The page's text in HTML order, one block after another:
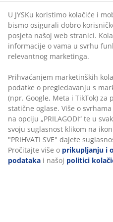
BROJ ARTIKLA: 6898152
Podaci o proizvodu
Komentari
(0)
U JYSKu koristimo kolačiće i
bismo osigurali dobro
posjeta našoj web stranici.
informacije o vama u svrhu
relevantnog marketinga.
Prihvaćanjem marketinških
podatke o pregledavanju s
(npr. Google, Meta i TikTok) za
statične oglase. Više o
na opciju „PRILAGODI“ te u
svoju suglasnost klikom na
"PRIHVATI SVE" dajete
Pročitajte više o prikupljanju i
podataka i našoj politici